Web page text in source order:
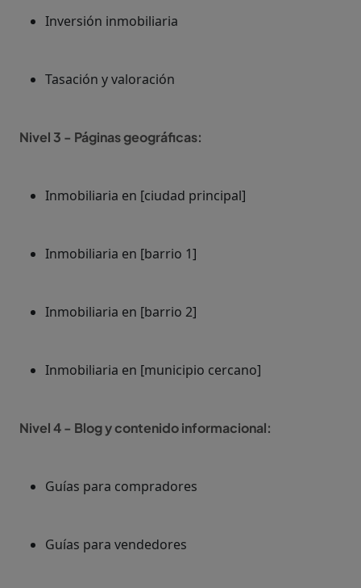
Inversión inmobiliaria
Tasación y valoración
Nivel 3 - Páginas geográficas:
Inmobiliaria en [ciudad principal]
Inmobiliaria en [barrio 1]
Inmobiliaria en [barrio 2]
Inmobiliaria en [municipio cercano]
Nivel 4 - Blog y contenido informacional:
Guías para compradores
Guías para vendedores